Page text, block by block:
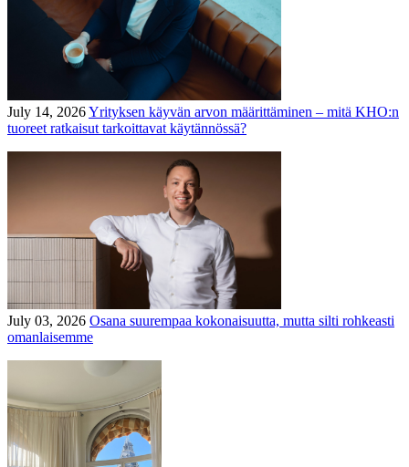
July 14, 2026Yrityksen käyvän arvon määrittäminen – mitä KHO:n
tuoreet ratkaisut tarkoittavat käytännössä?
July 03, 2026 Osana suurempaa kokonaisuutta, mutta silti rohkeasti
omanlaisemme